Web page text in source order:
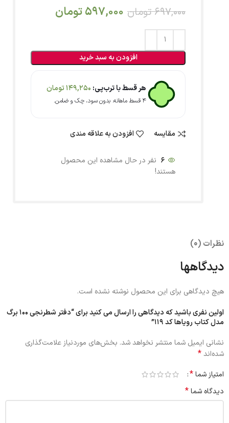
697,000 تومان 597,000تومان
افزودن به سبد خرید
هر قسط با ترب‌پی: 149,250تومان
۴ قسط ماهانه. بدون سود، چک و ضامن.
مقایسه افزودن به علاقه مندی
6 نفر در حال مشاهده این محصول
هستند!
نظرات (0)
دیدگاهها
هیچ دیدگاهی برای این محصول نوشته نشده است.
اولین نفری باشید که دیدگاهی را ارسال می کنید برای “دفتر شطرنجی 100 برگ
مدل کتاب رویاها کد 119”
نشانی ایمیل شما منتشر نخواهد شد. بخش‌های موردنیاز علامت‌گذاری
شده‌اند*
امتیاز شما*
دیدگاه شما*